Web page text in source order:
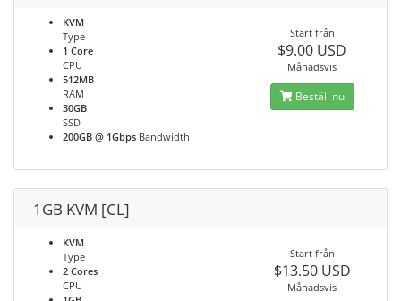
KVM
Type
1 Core
CPU
512MB
RAM
30GB
SSD
200GB @ 1Gbps Bandwidth
Start från
$9.00 USD
Månadsvis
Beställ nu
1GB KVM [CL]
KVM
Type
2 Cores
CPU
Start från
$13.50 USD
Månadsvis